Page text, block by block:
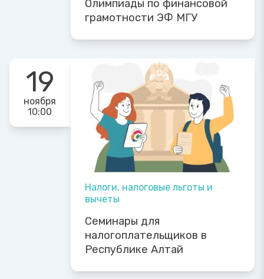
Олимпиады по финансовой
грамотности ЭФ МГУ
19
ноября
10:00
Налоги, налоговые льготы и
вычеты
Семинары для
налогоплательщиков в
Республике Алтай